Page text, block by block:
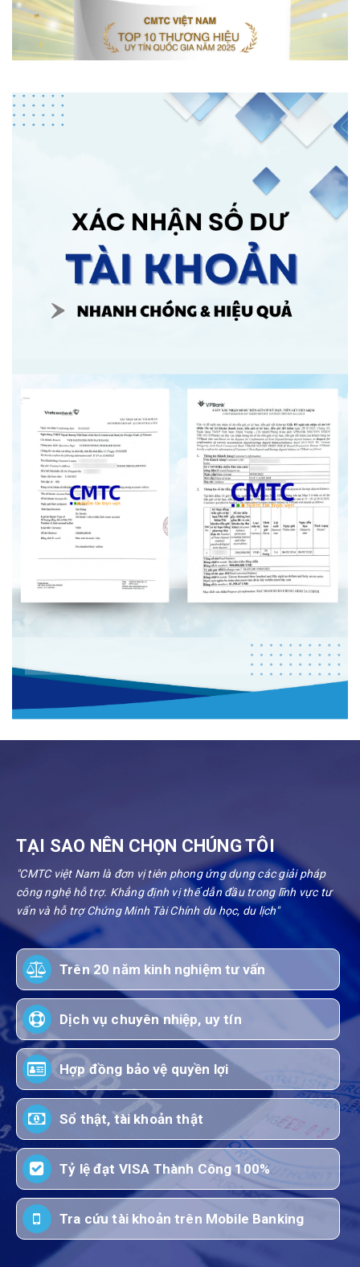
TẠI SAO NÊN CHỌN CHÚNG TÔI
"CMTC việt Nam là đơn vị tiên phong ứng dụng các giải pháp
công nghệ hỗ trợ. Khẳng định vị thế dẫn đầu trong lĩnh vực tư
vấn và hỗ trợ Chứng Minh Tài Chính du học, du lịch"
Trên 20 năm kinh nghiệm tư vấn
Dịch vụ chuyên nhiệp, uy tín
Hợp đồng bảo vệ quyền lợi
Sổ thật, tài khoản thật
Tỷ lệ đạt VISA Thành Công 100%
Tra cứu tài khoản trên Mobile Banking